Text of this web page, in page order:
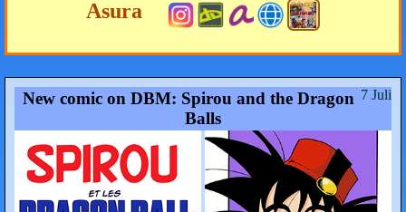
Asura
7 Juli
New comic on DBM: Spirou and the Dragon
Balls